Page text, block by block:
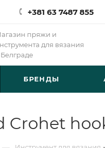
+381 63 7487 855
пряжи и
для вязания
Белграде
БРЕНДЫ
Crohet